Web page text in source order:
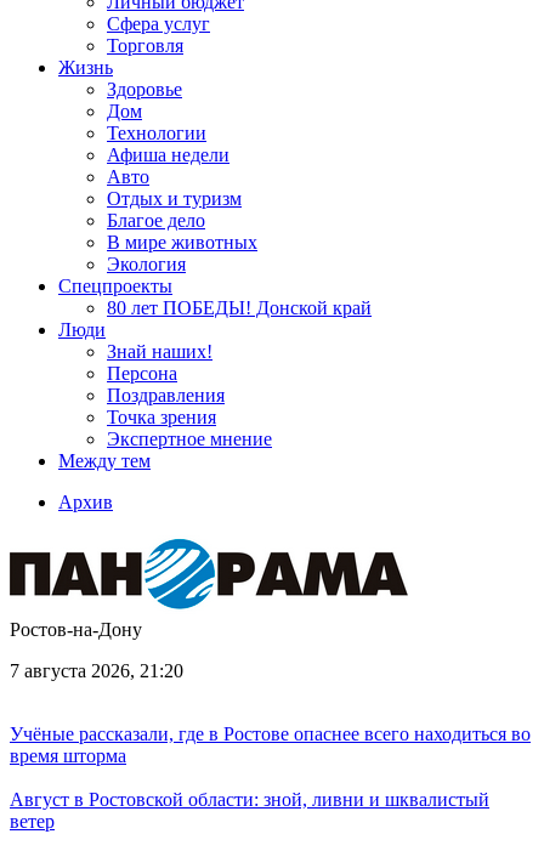
Сфера услуг
Торговля
Жизнь
Здоровье
Дом
Технологии
Афиша недели
Авто
Отдых и туризм
Благое дело
В мире животных
Экология
Спецпроекты
80 лет ПОБЕДЫ! Донской край
Люди
Знай наших!
Персона
Поздравления
Точка зрения
Экспертное мнение
Между тем
Архив
Ростов-на-Дону
7 августа 2026, 21:20
Учёные рассказали, где в Ростове опаснее всего находиться во
время шторма
Август в Ростовской области: зной, ливни и шквалистый
ветер